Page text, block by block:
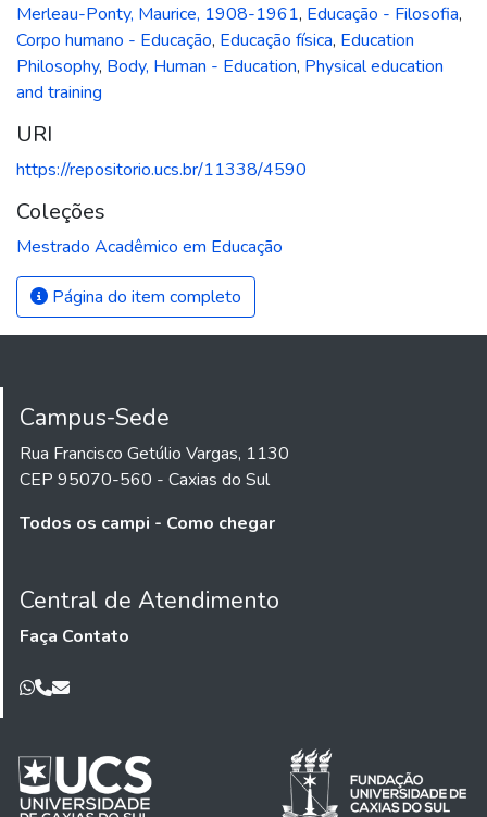
Merleau-Ponty, Maurice, 1908-1961, Educação - Filosofia,
Corpo humano - Educação, Educação física, Education
Philosophy, Body, Human - Education, Physical education
and training
URI
https://repositorio.ucs.br/11338/4590
Coleções
Mestrado Acadêmico em Educação
Página do item completo
Campus-Sede
Rua Francisco Getúlio Vargas, 1130
CEP 95070-560 - Caxias do Sul
Todos os campi - Como chegar
Central de Atendimento
Faça Contato